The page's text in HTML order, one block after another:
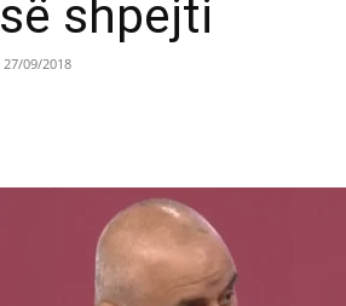
së shpejti
27/09/2018